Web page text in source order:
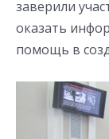
заверили
оказать
помощь в